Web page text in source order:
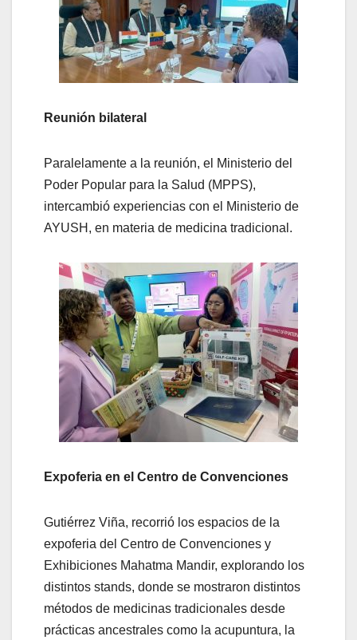
Reunión bilateral
Paralelamente a la reunión, el Ministerio del
Poder Popular para la Salud (MPPS),
intercambió experiencias con el Ministerio de
AYUSH, en materia de medicina tradicional.
Expoferia en el Centro de Convenciones
Gutiérrez Viña, recorrió los espacios de la
expoferia del Centro de Convenciones y
Exhibiciones Mahatma Mandir, explorando los
distintos stands, donde se mostraron distintos
métodos de medicinas tradicionales desde
prácticas ancestrales como la acupuntura, la